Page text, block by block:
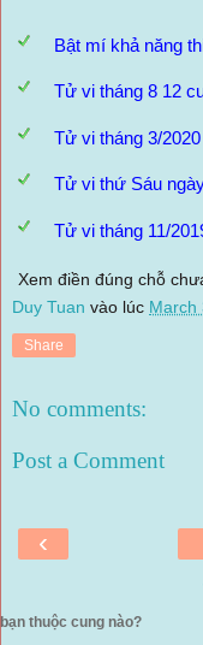
Bật mí khả năng
Tử vi tháng 8 12
Tử vi tháng 3/
Tử vi thứ Sáu
Tử vi tháng 11/
Xem điền đúng chỗ
Duy Tuan vào lúc March
Share
No comments:
Post a Comment
‹
bạn thuộc cung nào?